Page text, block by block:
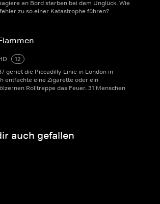
an Bord sterben bei dem Unglück. Wie
zu so einer Katastrophe führen?
12
geriet die Piccadilly-Linie in London in
entfachte eine Zigarette oder ein
Rolltreppe das Feuer. 31 Menschen
auch gefallen